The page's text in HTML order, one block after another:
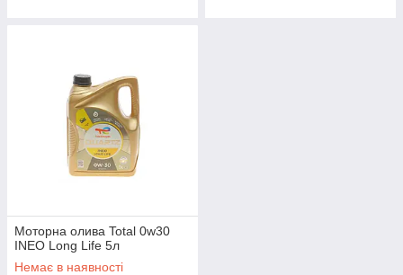
Моторна олива Total 0w30
INEO Long Life 5л
Немає в наявності